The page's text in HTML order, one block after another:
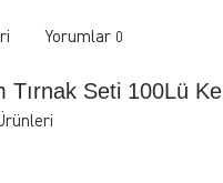
Yorumlar 0
Tırnak Seti 100Lü